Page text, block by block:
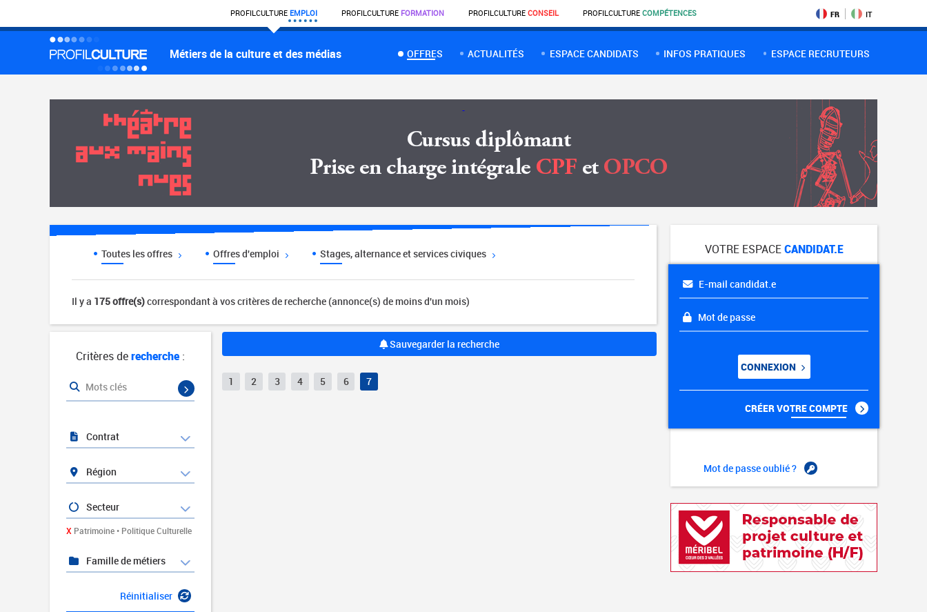
PROFILCULTURE EMPLOI PROFILCULTURE FORMATION PROFILCULTURE CONSEIL PROFILCULTURE COMPÉTENCES FR IT
Métiers de la culture et des médias OFFRES ACTUALITÉS ESPACE CANDIDATS INFOS PRATIQUES ESPACE RECRUTEURS
Toutes les offres Offres d'emploi Stages, alternance et services civiques
Il y a 175 offre(s)correspondant à vos critères de recherche (annonce(s) de moins d'un mois)
Sauvegarder la recherche
1 2 3 4 5 6 7
Critères derecherche:
Mots clés
Contrat
Région
Secteur
X Patrimoine • Politique Culturelle
Famille de métiers
Réinitialiser
VOTRE ESPACECANDIDAT.E
E-mail candidat.e
Mot de passe
CONNEXION
CRÉER VOTRE COMPTE
Mot de passe oublié ?